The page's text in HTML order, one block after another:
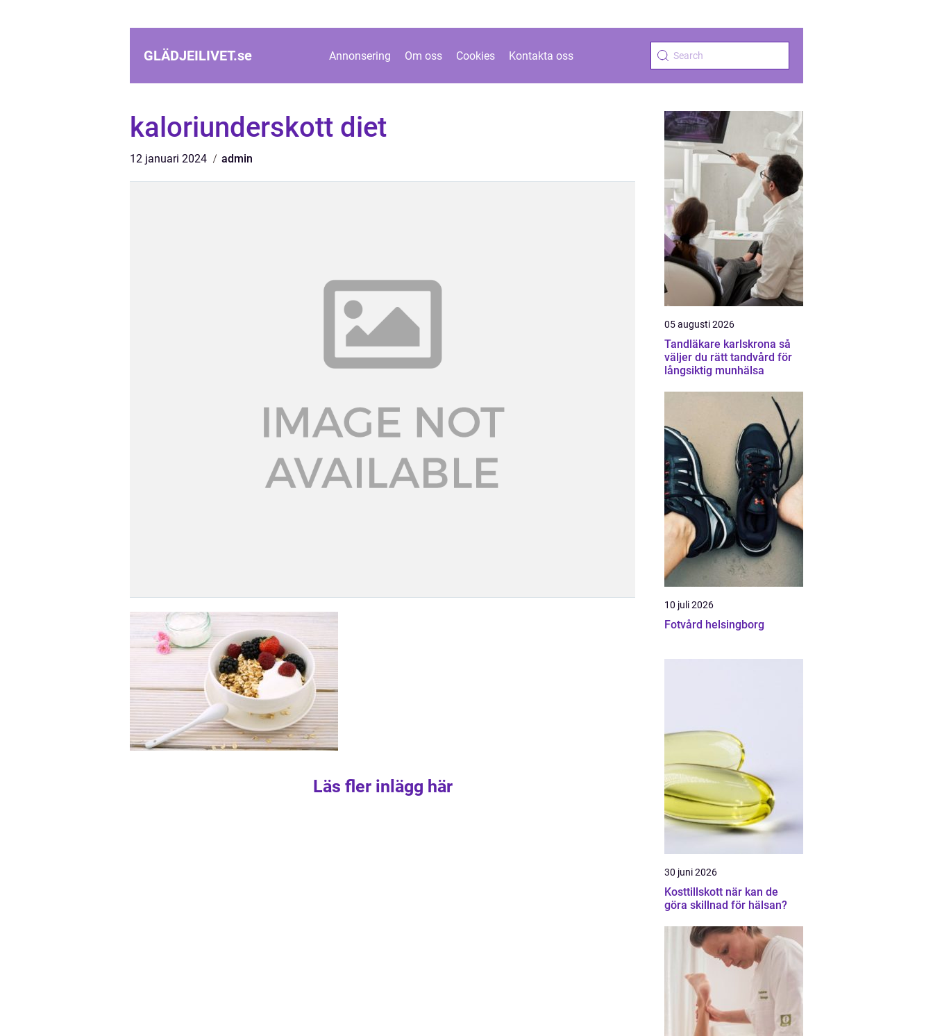
GLÄDJEILIVET.se Annonsering Om oss Cookies Kontakta oss
kaloriunderskott diet
12 januari 2024 admin
Läs fler inlägg här
05 augusti 2026
Tandläkare karlskrona så
väljer du rätt tandvård för
långsiktig munhälsa
10 juli 2026
Fotvård helsingborg
30 juni 2026
Kosttillskott när kan de
göra skillnad för hälsan?